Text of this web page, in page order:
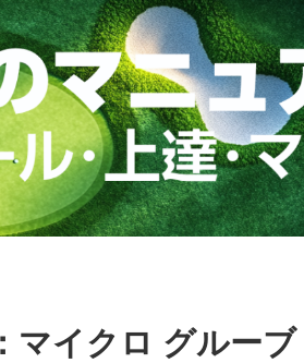
マイクロ グルーブ